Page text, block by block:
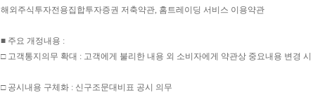
해외주식투자전용집합투자증권 저축약관, 홈트레이딩 서비스 이용약관
■ 주요 개정내용 :
□ 고객통지의무 확대 : 고객에게 불리한 내용 외 소비자에게 약관상 중요내용 변경
□ 공시내용 구체화 : 신구조문대비표 공시 의무